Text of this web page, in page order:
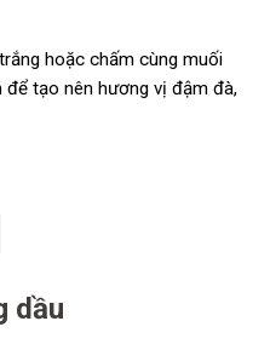
hoặc chấm cùng muối
tạo nên hương vị đậm đà,
dầu